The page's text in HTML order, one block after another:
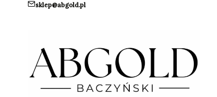
sklep@abgold.pl